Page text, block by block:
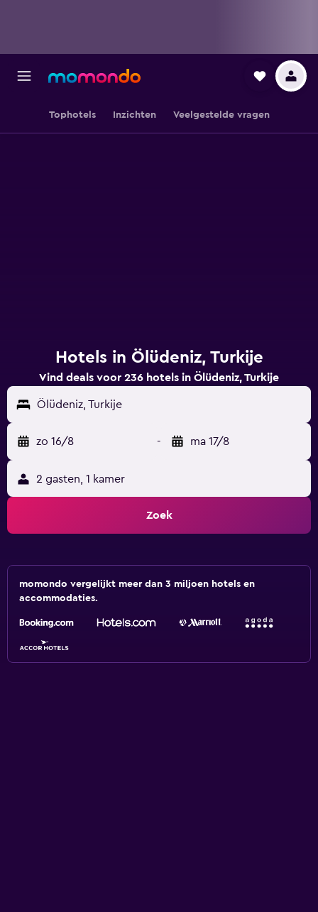
Tophotels Inzichten Veelgestelde vragen
Hotels in Ölüdeniz, Turkije
Vind deals voor 236 hotels in Ölüdeniz, Turkije
Ölüdeniz, Turkije
zo 16/8 - ma 17/8
2 gasten, 1 kamer
Zoek
momondo vergelijkt meer dan 3 miljoen hotels en
accommodaties.